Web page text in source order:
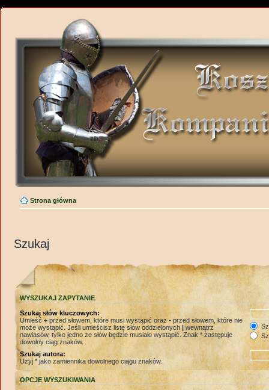
Strona główna
Szukaj
WYSZUKAJ ZAPYTANIE
Szukaj słów kluczowych:
Umieść+ przed słowem, które musi wystąpić oraz-przed słowem, które nie
może wystąpić. Jeśli umieścisz listę słów oddzielonych| wewnątrz
nawiasów, tylko jedno ze słów będzie musiało wystąpić. Znak * zastępuje
dowolny ciąg znaków.
Szukaj autora:
Użyj * jako zamiennika dowolnego ciągu znaków.
OPCJE WYSZUKIWANIA